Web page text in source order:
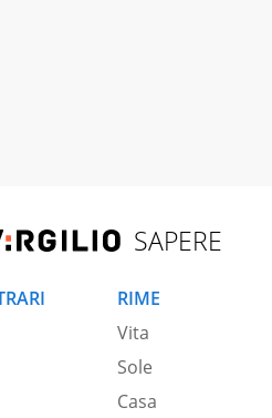
SAPERE
RIME
Vita
Sole
Casa